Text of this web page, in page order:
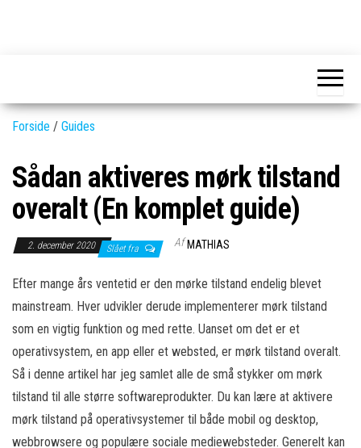
nyeste
Forside / Guides
Sådan aktiveres mørk tilstand
overalt (En komplet guide)
2. december 2020 Slået fra Af MATHIAS
Efter mange års ventetid er den mørke tilstand endelig blevet
mainstream. Hver udvikler derude implementerer mørk tilstand
som en vigtig funktion og med rette. Uanset om det er et
operativsystem, en app eller et websted, er mørk tilstand overalt.
Så i denne artikel har jeg samlet alle de små stykker om mørk
tilstand til alle større softwareprodukter. Du kan lære at aktivere
mørk tilstand på operativsystemer til både mobil og desktop,
webbrowsere og populære sociale mediewebsteder. Generelt kan